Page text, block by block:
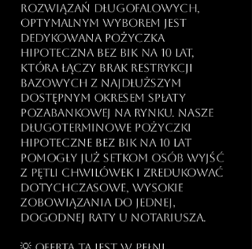
rozwiązań długofalowych,
optymalnym wyborem jest
dedykowana pożyczka
hipoteczna bez bik na 10 lat,
która łączy brak restrykcji
bazowych z najdłuższym
dostępnym okresem spłaty
pozabankowej na rynku. Nasze
długoterminowe pożyczki
hipoteczne bez bik na 10 lat
pomogły już setkom osób wyjść
z pętli chwilówek i zredukować
dotychczasowe, wysokie
zobowiązania do jednej,
dogodnej raty u notariusza.